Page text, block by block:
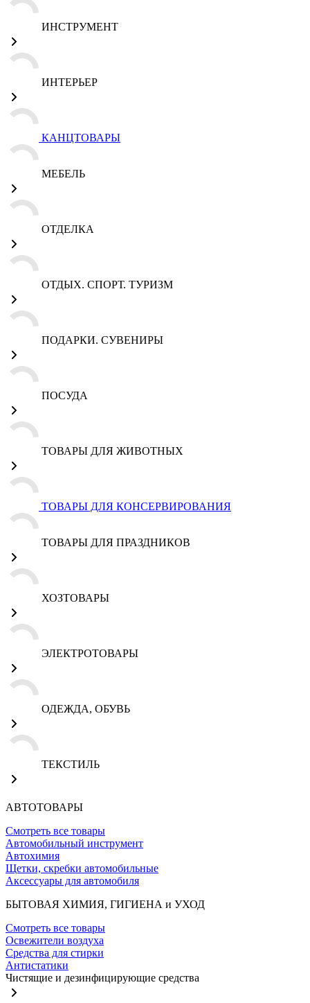
ИНСТРУМЕНТ
ИНТЕРЬЕР
КАНЦТОВАРЫ
МЕБЕЛЬ
ОТДЕЛКА
ОТДЫХ. СПОРТ. ТУРИЗМ
ПОДАРКИ. СУВЕНИРЫ
ПОСУДА
ТОВАРЫ ДЛЯ ЖИВОТНЫХ
ТОВАРЫ ДЛЯ КОНСЕРВИРОВАНИЯ
ТОВАРЫ ДЛЯ ПРАЗДНИКОВ
ХОЗТОВАРЫ
ЭЛЕКТРОТОВАРЫ
ОДЕЖДА, ОБУВЬ
ТЕКСТИЛЬ
АВТОТОВАРЫ
Смотреть все товары
Автомобильный инструмент
Автохимия
Щетки, скребки автомобильные
Аксессуары для автомобиля
БЫТОВАЯ ХИМИЯ, ГИГИЕНА и УХОД
Смотреть все товары
Освежители воздуха
Средства для стирки
Антистатики
Чистящие и дезинфицирующие средства